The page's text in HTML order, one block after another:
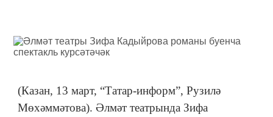
(Казан, 13 март, “Татар-информ”, Рузилә
Мөхәммәтова). Әлмәт театрында Зифа